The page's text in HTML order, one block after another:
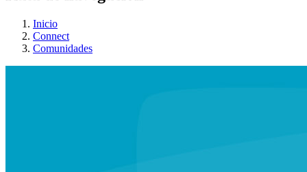
Inicio
Connect
Comunidades